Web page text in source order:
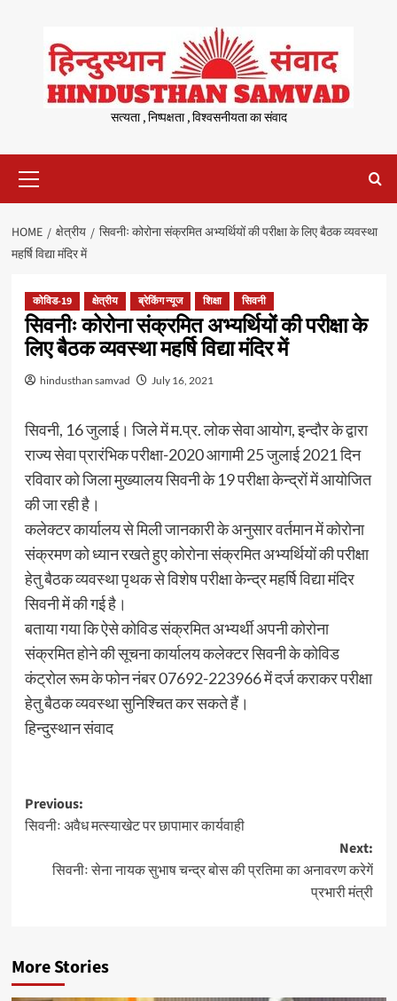
content
सत्यता , निष्पक्षता , विश्वसनीयता का संवाद
Menu
HOME क्षेत्रीय
सिवनीः कोरोना संक्रमित अभ्यर्थियों की परीक्षा के लिए बैठक व्यवस्था
महर्षि विद्या मंदिर में
कोविड-19 क्षेत्रीय ब्रेकिंग न्यूज शिक्षा सिवनी
सिवनीः कोरोना संक्रमित अभ्यर्थियों की परीक्षा के
लिए बैठक व्यवस्था महर्षि विद्या मंदिर में
hindusthan samvad July 16, 2021
सिवनी, 16 जुलाई। जिले में म.प्र. लोक सेवा आयोग, इन्दौर के द्वारा
राज्य सेवा प्रारंभिक परीक्षा-2020 आगामी 25 जुलाई 2021 दिन
रविवार को जिला मुख्यालय सिवनी के 19 परीक्षा केन्द्रों में आयोजित
की जा रही है।
कलेक्टर कार्यालय से मिली जानकारी के अनुसार वर्तमान में कोरोना
संक्रमण को ध्यान रखते हुए कोरोना संक्रमित अभ्यर्थियों की परीक्षा
हेतु बैठक व्यवस्था पृथक से विशेष परीक्षा केन्द्र महर्षि विद्या मंदिर
सिवनी में की गई है।
बताया गया कि ऐसे कोविड संक्रमित अभ्यर्थी अपनी कोरोना
संक्रमित होने की सूचना कार्यालय कलेक्टर सिवनी के कोविड
कंट्रोल रूम के फोन नंबर 07692-223966 में दर्ज कराकर परीक्षा
हेतु बैठक व्यवस्था सुनिश्चित कर सकते हैं।
हिन्दुस्थान संवाद
Post
navigation
Previous:
सिवनीः अवैध मत्स्याखेट पर छापामार कार्यवाही
Next:
सिवनीः सेना नायक सुभाष चन्द्र बोस की प्रतिमा का अनावरण करेगें
प्रभारी मंत्री
More Stories